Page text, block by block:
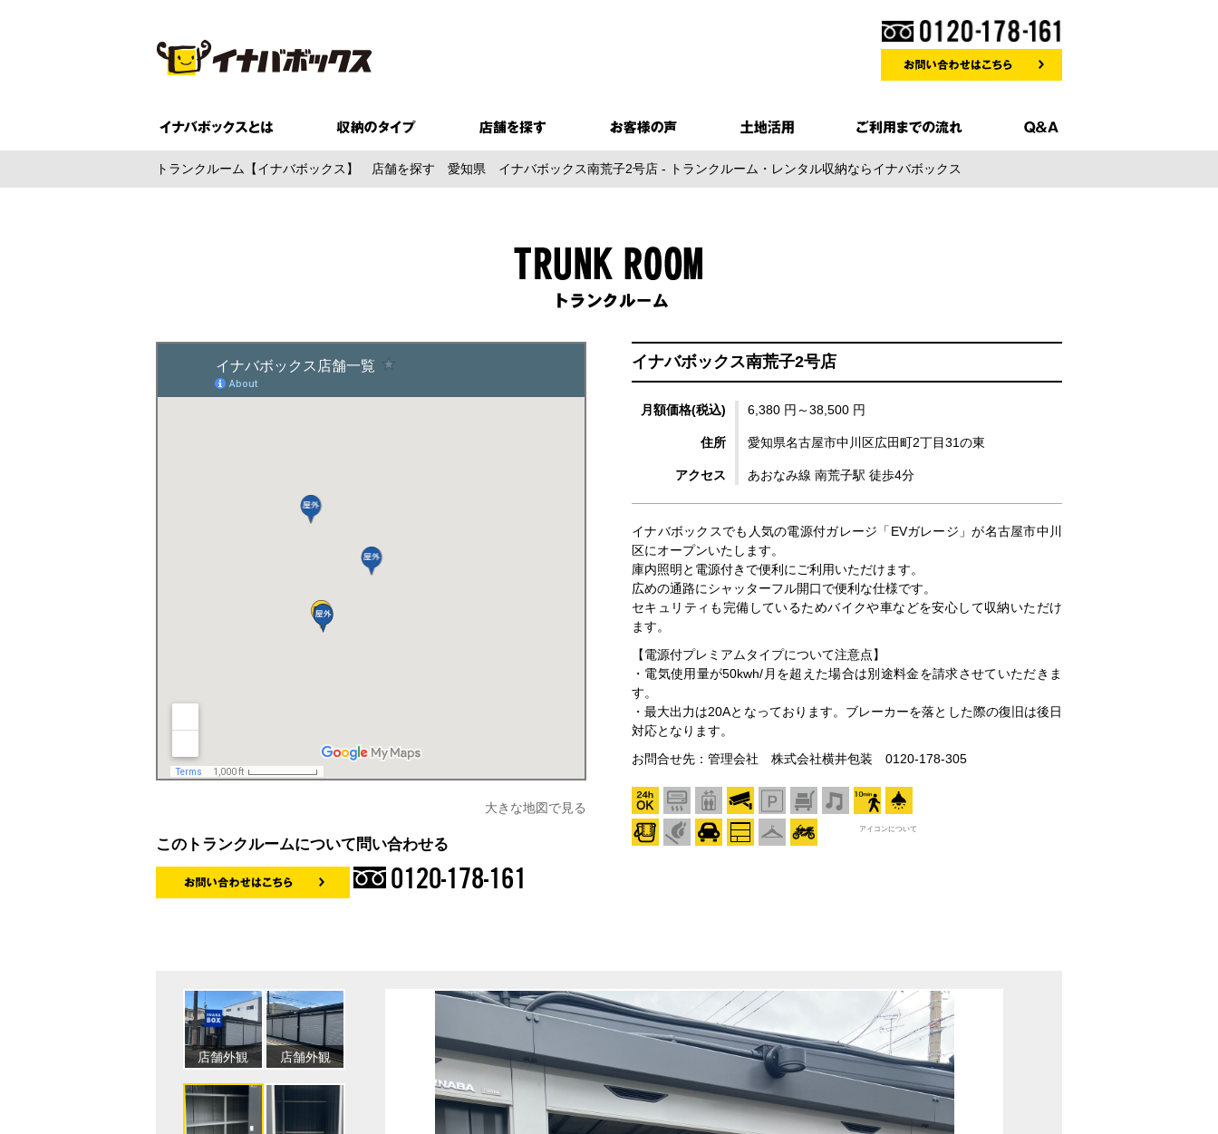
トランクルーム【イナバボックス】 店舗を探す 愛知県 イナバボックス南荒子2号店 - トランクルーム・レンタル収納ならイナバボックス
イナバボックス南荒子2号店
月額価格(税込) 6,380 円～38,500 円
住所 愛知県名古屋市中川区広田町2丁目31の東
アクセス あおなみ線 南荒子駅 徒歩4分
イナバボックスでも人気の電源付ガレージ「EVガレージ」が名古屋市中川
区にオープンいたします。
庫内照明と電源付きで便利にご利用いただけます。
広めの通路にシャッターフル開口で便利な仕様です。
セキュリティも完備しているためバイクや車などを安心して収納いただけ
ます。
【電源付プレミアムタイプについて注意点】
・電気使用量が50kwh/月を超えた場合は別途料金を請求させていただきま
す。
・最大出力は20Aとなっております。ブレーカーを落とした際の復旧は後日
対応となります。
お問合せ先：管理会社 株式会社横井包装 0120-178-305
アイコンについて
大きな地図で見る
このトランクルームについて問い合わせる
0120-178-161
店舗外観 店舗外観 LCタイプ 店舗外観